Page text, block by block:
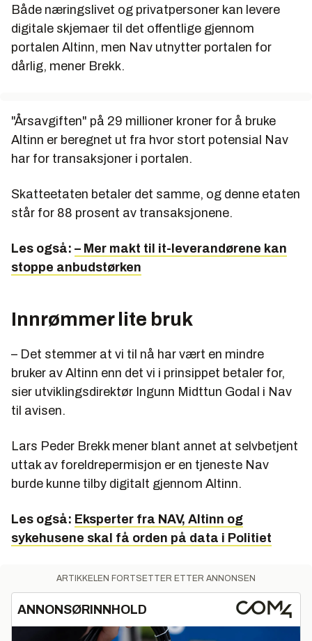
Både næringslivet og privatpersoner kan levere
digitale skjemaer til det offentlige gjennom
portalen Altinn, men Nav utnytter portalen for
dårlig, mener Brekk.
"Årsavgiften" på 29 millioner kroner for å bruke
Altinn er beregnet ut fra hvor stort potensial Nav
har for transaksjoner i portalen.
Skatteetaten betaler det samme, og denne etaten
står for 88 prosent av transaksjonene.
Les også: – Mer makt til it-leverandørene kan
stoppe anbudstørken
Innrømmer lite bruk
– Det stemmer at vi til nå har vært en mindre
bruker av Altinn enn det vi i prinsippet betaler for,
sier utviklingsdirektør Ingunn Midttun Godal i Nav
til avisen.
Lars Peder Brekk mener blant annet at selvbetjent
uttak av foreldrepermisjon er en tjeneste Nav
burde kunne tilby digitalt gjennom Altinn.
Les også: Eksperter fra NAV, Altinn og
sykehusene skal få orden på data i Politiet
ARTIKKELEN FORTSETTER ETTER ANNONSEN
ANNONSØRINNHOLD